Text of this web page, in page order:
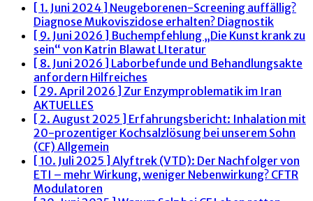
[ 1. Juni 2024 ] Neugeborenen-Screening auffällig?
Diagnose Mukoviszidose erhalten? Diagnostik
[ 9. Juni 2026 ] Buchempfehlung „Die Kunst krank zu
sein“ von Katrin Blawat LIteratur
[ 8. Juni 2026 ] Laborbefunde und Behandlungsakte
anfordern Hilfreiches
[ 29. April 2026 ] Zur Enzymproblematik im Iran
AKTUELLES
[ 2. August 2025 ] Erfahrungsbericht: Inhalation mit
20-prozentiger Kochsalzlösung bei unserem Sohn
(CF) Allgemein
[ 10. Juli 2025 ] Alyftrek (VTD): Der Nachfolger von
ETI – mehr Wirkung, weniger Nebenwirkung? CFTR
Modulatoren